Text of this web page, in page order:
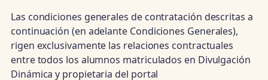
Las condiciones generales de contratación descritas a
continuación (en adelante Condiciones Generales),
rigen exclusivamente las relaciones contractuales
entre todos los alumnos matriculados en Divulgación
Dinámica y propietaria del portal